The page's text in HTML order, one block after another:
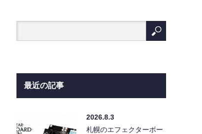
最近の記事
2026.8.3
札幌のエフェクターボー